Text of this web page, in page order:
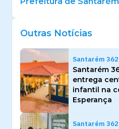
Outras Notícias
Santarém
Santarém
entrega
infantil na
Esperança
Santarém